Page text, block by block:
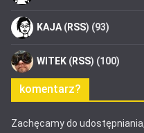
KAJA (RSS) (93)
WITEK (RSS) (100)
komentarz?
Zachęcamy do